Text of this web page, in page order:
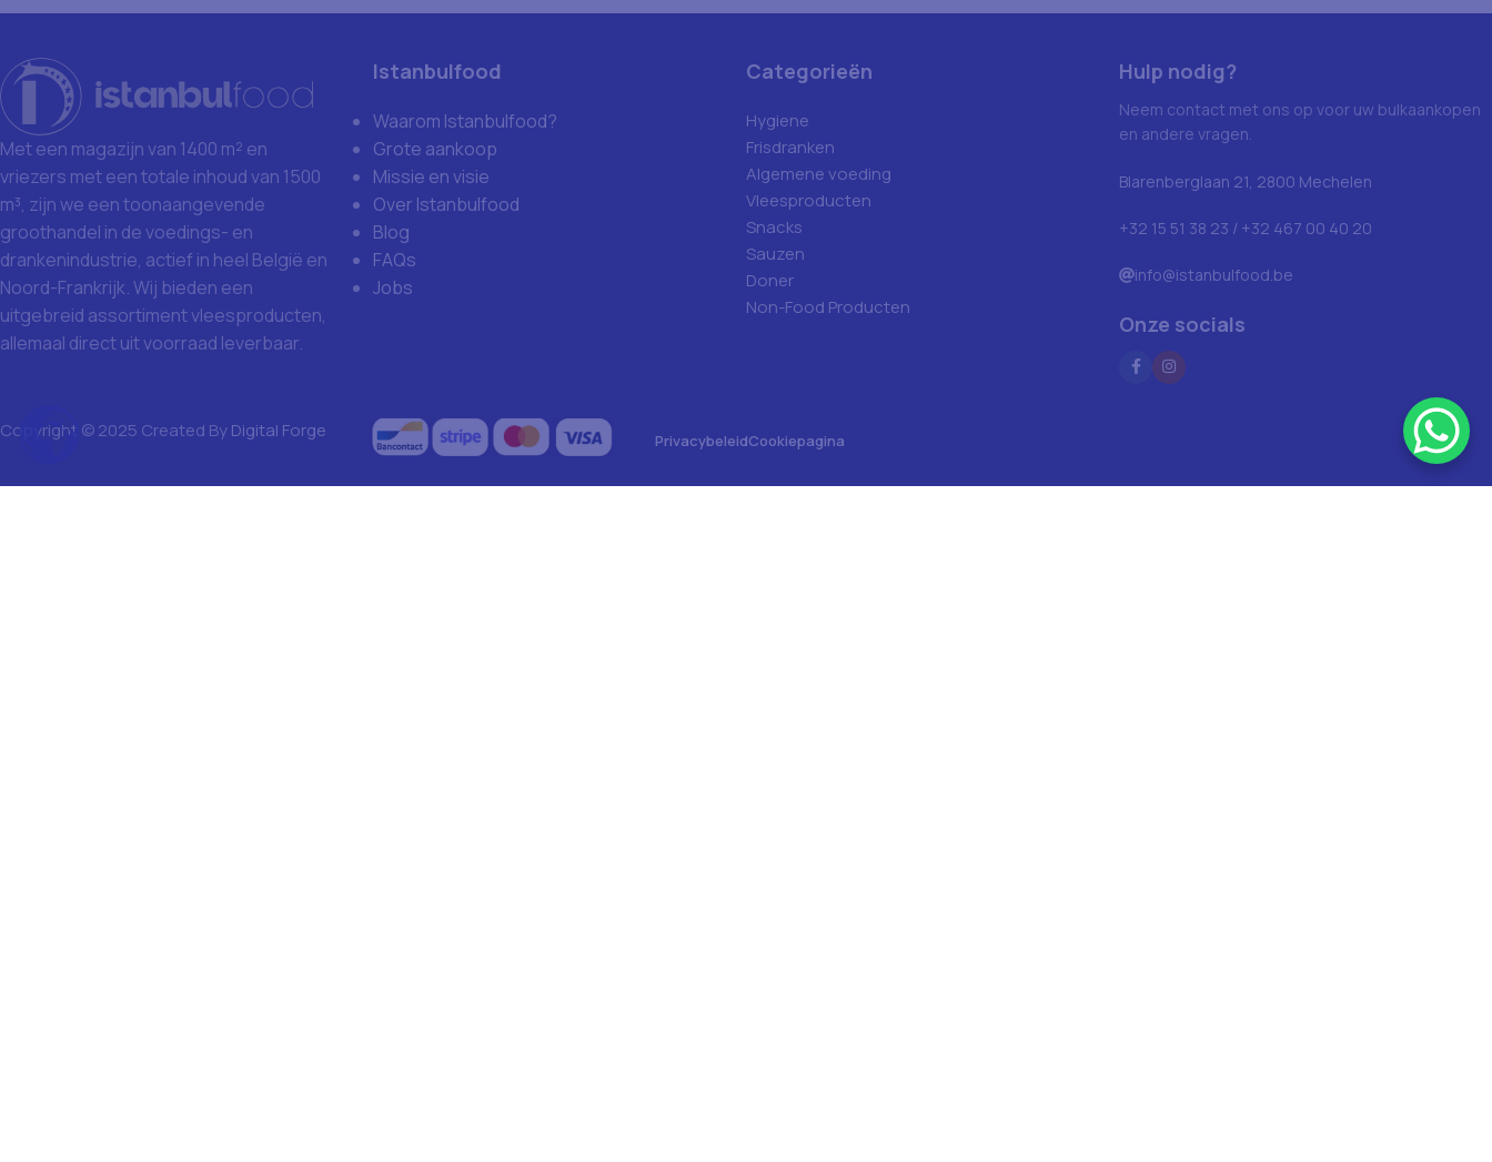
Met een magazijn van 1400 m² en
vriezers met een totale inhoud van 1500
m³, zijn we een toonaangevende
groothandel in de voedings- en
drankenindustrie, actief in heel België en
Noord-Frankrijk. Wij bieden een
uitgebreid assortiment vleesproducten,
allemaal direct uit voorraad leverbaar.
Istanbulfood
Waarom Istanbulfood?
Grote aankoop
Missie en visie
Over Istanbulfood
Blog
FAQs
Jobs
Categorieën
Hygiene
Frisdranken
Algemene voeding
Vleesproducten
Snacks
Sauzen
Doner
Non-Food Producten
Hulp nodig?
Neem contact met ons op voor uw bulkaankopen
en andere vragen.
Blarenberglaan 21, 2800 Mechelen
+32 15 51 38 23 / +32 467 00 40 20
info@istanbulfood.be
Onze socials
Copyright © 2025 Created ByDigital Forge PrivacybeleidCookiepagina